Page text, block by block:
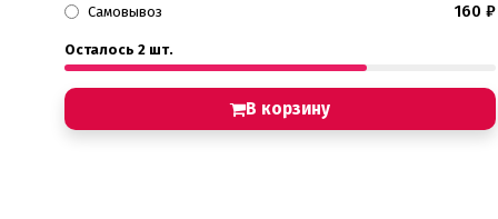
Самовывоз 160 ₽
Осталось 2 шт.
В корзину